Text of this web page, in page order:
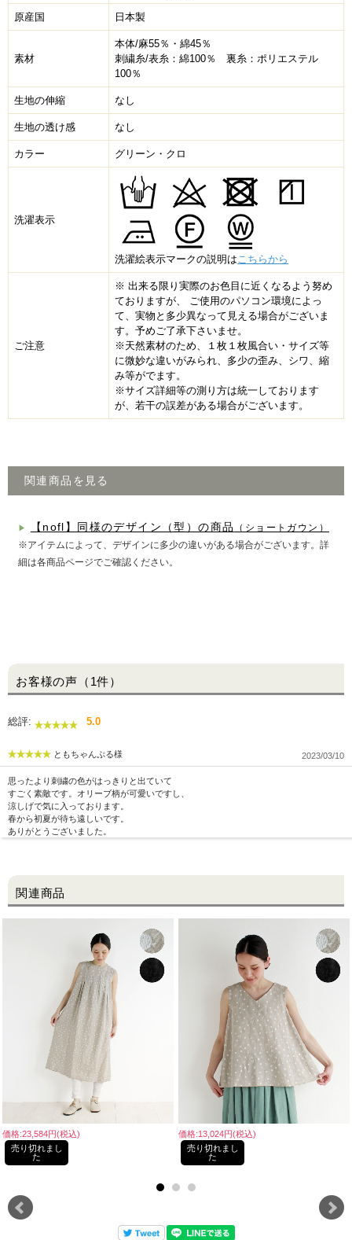
原産国 日本製
素材
本体/麻55％・綿45％
刺繍糸/表糸：綿100％ 裏糸：ポリエステル
100％
生地の伸縮 なし
生地の透け感 なし
カラー グリーン・クロ
洗濯表示
洗濯絵表示マークの説明はこちらから
ご注意
※ 出来る限り実際のお色目に近くなるよう努め
ておりますが、 ご使用のパソコン環境によっ
て、実物と多少異なって見える場合がございま
す。予めご了承下さいませ。
※天然素材のため、１枚１枚風合い・サイズ等
に微妙な違いがみられ、多少の歪み、シワ、縮
み等がでます。
※サイズ詳細等の測り方は統一しております
が、若干の誤差がある場合がございます。
関連商品を見る
▶ 【nofl】同様のデザイン（型）の商品
（ショートガウン）
※アイテムによって、デザインに多少の違いがある場合がございます。詳
細は各商品ページでご確認ください。
お客様の声（1件）
総評: 5.0
ともちゃんぷる様 2023/03/10
思ったより刺繍の色がはっきりと出ていて
すごく素敵です。オリーブ柄が可愛いですし、
涼しげで気に入っております。
春から初夏が待ち遠しいです。
ありがとうございました。
関連商品
価格:23,584円(税込)
売り切れまし
た
価格:13,024円(税込)
売り切れまし
た